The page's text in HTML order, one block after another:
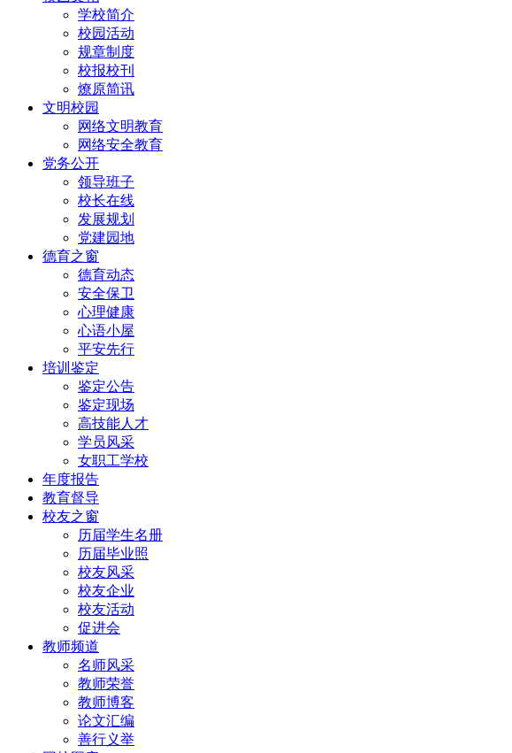
学校简介
校园活动
规章制度
校报校刊
燎原简讯
文明校园
网络文明教育
网络安全教育
党务公开
领导班子
校长在线
发展规划
党建园地
德育之窗
德育动态
安全保卫
心理健康
心语小屋
平安先行
培训鉴定
鉴定公告
鉴定现场
高技能人才
学员风采
女职工学校
年度报告
教育督导
校友之窗
历届学生名册
历届毕业照
校友风采
校友企业
校友活动
促进会
教师频道
名师风采
教师荣誉
教师博客
论文汇编
善行义举